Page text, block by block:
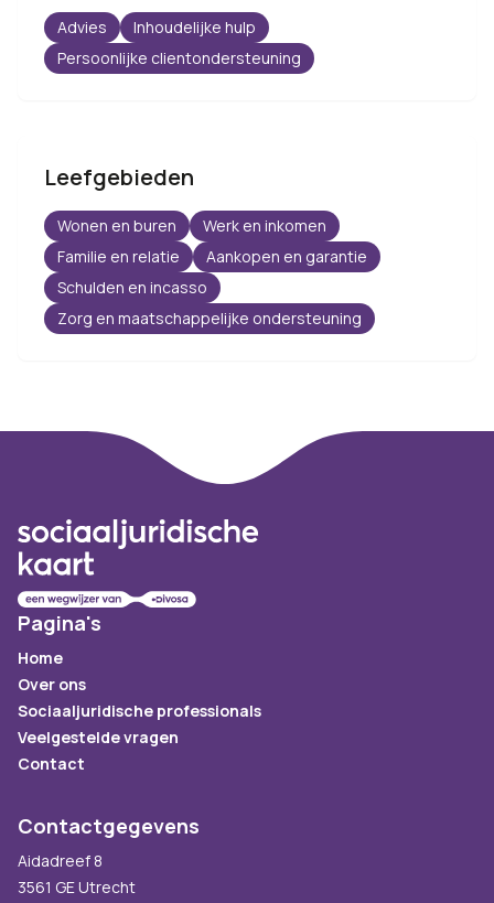
Advies
Inhoudelijke hulp
Persoonlijke clientondersteuning
Leefgebieden
Wonen en buren
Werk en inkomen
Familie en relatie
Aankopen en garantie
Schulden en incasso
Zorg en maatschappelijke ondersteuning
Pagina's
Home
Over ons
Sociaaljuridische professionals
Veelgestelde vragen
Contact
Contactgegevens
Aidadreef 8
3561 GE Utrecht